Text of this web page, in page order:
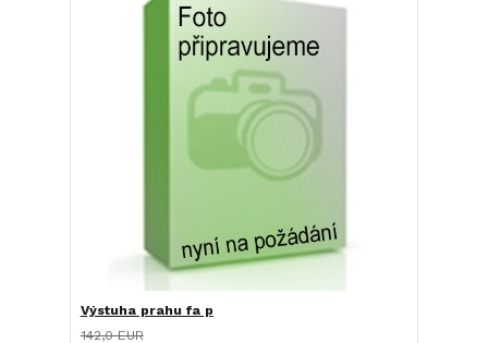
Výstuha prahu fa p
142,0 EUR